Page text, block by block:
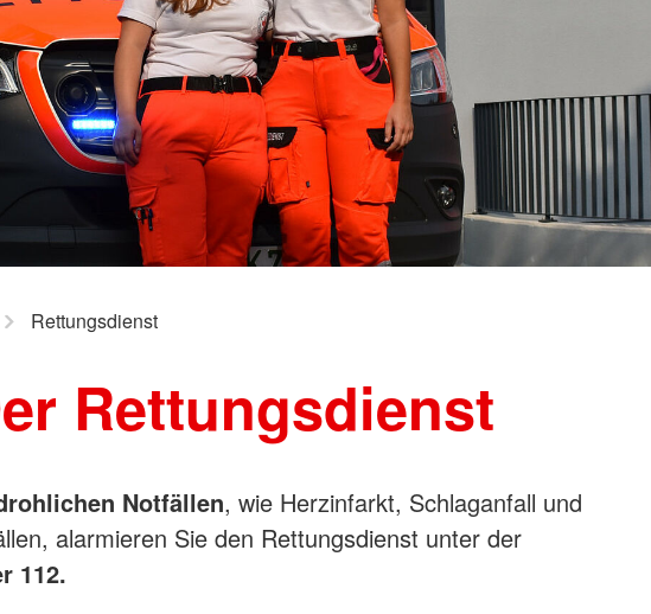
Rettungsdienst
Rettungsdienst
Notfällen, wie Herzinfarkt, Schlaganfall und
alarmieren Sie den Rettungsdienst unter der
112.